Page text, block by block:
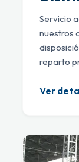
Servicio
nuestros
reparto
Ver